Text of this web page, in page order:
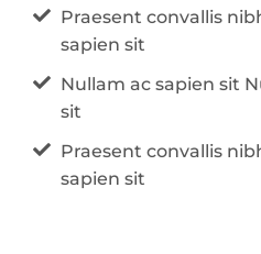
Praesent convallis
sapien sit
Nullam ac sapien sit
sit
Praesent convallis
sapien sit